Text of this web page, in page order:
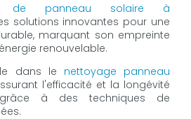
de panneau solaire à
solutions innovantes pour une
marquant son empreinte
renouvelable.
dans le nettoyage panneau
l'efficacité et la longévité
à des techniques de